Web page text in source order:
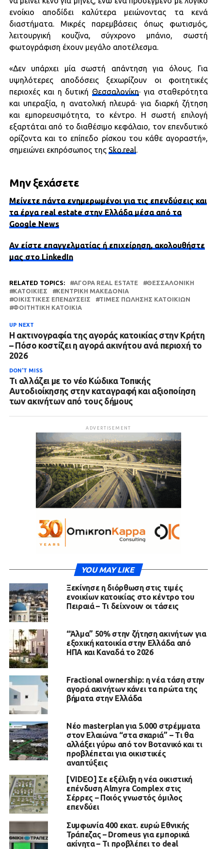
ενοίκιο αποδίδει καλύτερα μειώνοντας τα κενά
διαστήματα. Μικρές παρεμβάσεις όπως φωτισμός,
λειτουργική κουζίνα, σύγχρονο μπάνιο, σωστή
φωτογράφιση έχουν μεγάλο αποτέλεσμα.
«Δεν υπάρχει μία σωστή απάντηση για όλους. Για
υψηλότερες αποδόσεις ξεχωρίζουν οι φοιτητικές
περιοχές και η δυτική Θεσσαλονίκη· για σταθερότητα
και υπεραξία, η ανατολική πλευρά· για διαρκή ζήτηση
και εμπορευσιμότητα, το κέντρο. Η σωστή επιλογή
εξαρτάται από το διαθέσιμο κεφάλαιο, τον επενδυτικό
ορίζοντα και το επίπεδο ρίσκου του κάθε αγοραστή»,
σημειώνει εκπρόσωπος της Sko.real.
Μην ξεχάσετε
Μείνετε πάντα ενημερωμένοι για τις επενδύσεις και
τα έργα real estate στην Ελλάδα μέσα από τα
Google News
Αν είστε επαγγελματίας ή επιχείρηση, ακολουθήστε
μας στο LinkedIn
RELATED TOPICS: ΑΓΟΡΆ REAL ESTATE
ΘΕΣΣΑΛΟΝΊΚΗ
ΚΑΤΟΙΚΊΕΣ
ΚΕΝΤΡΙΚΉ ΜΑΚΕΔΟΝΊΑ
ΟΙΚΙΣΤΙΚΈΣ ΕΠΕΝΔΎΣΕΙΣ
ΤΙΜΈΣ ΠΏΛΗΣΗΣ ΚΑΤΟΙΚΙΏΝ
ΦΟΙΤΗΤΙΚΉ ΚΑΤΟΙΚΊΑ
UP NEXT
Η ακτινογραφία της αγοράς κατοικίας στην Κρήτη
– Πόσο κοστίζει η αγορά ακινήτου ανά περιοχή το
2026
DON'T MISS
Τι αλλάζει με το νέο Κώδικα Τοπικής
Αυτοδιοίκησης στην καταγραφή και αξιοποίηση
των ακινήτων από τους δήμους
ADVERTISEMENT
YOU MAY LIKE
Ξεκίνησε η διόρθωση στις τιμές
ενοικίων κατοικίας στο κέντρο του
Πειραιά – Τι δείχνουν οι τάσεις
“Άλμα” 50% στην ζήτηση ακινήτων για
εξοχική κατοικία στην Ελλάδα από
ΗΠΑ και Καναδά το 2026
Fractional ownership: η νέα τάση στην
αγορά ακινήτων κάνει τα πρώτα της
βήματα στην Ελλάδα
Νέο masterplan για 5.000 στρέμματα
στον Ελαιώνα “στα σκαριά” – Τι θα
αλλάξει γύρω από τον Βοτανικό και τι
προβλέπεται για οικιστικές
αναπτύξεις
[VIDEO] Σε εξέλιξη η νέα οικιστική
επένδυση Almyra Complex στις
Σέρρες – Ποιός γνωστός όμιλος
επενδύει
Συμφωνία 400 εκατ. ευρώ Εθνικής
Τράπεζας – Dromeus για εμπορικά
ακίνητα – Τι προβλέπει το deal